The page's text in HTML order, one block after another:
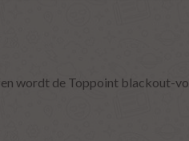
wordt de Toppoint blackout-